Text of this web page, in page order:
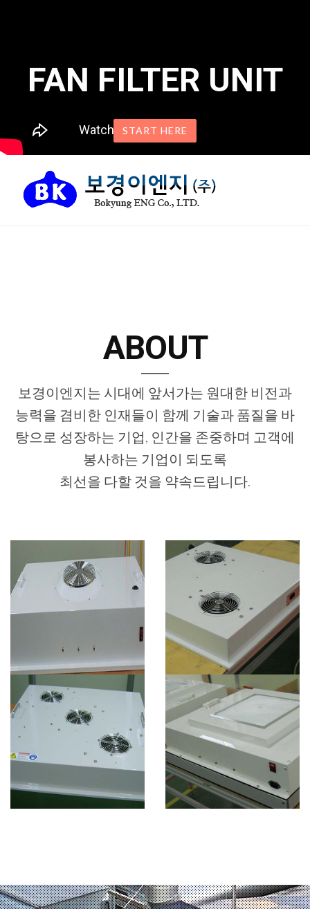
FAN FILTER UNIT
START HERE
ABOUT
보경이엔지는 시대에 앞서가는 원대한 비전과
능력을 겸비한 인재들이 함께 기술과 품질을 바
탕으로 성장하는 기업, 인간을 존중하며 고객에
봉사하는 기업이 되도록
최선을 다할 것을 약속드립니다.